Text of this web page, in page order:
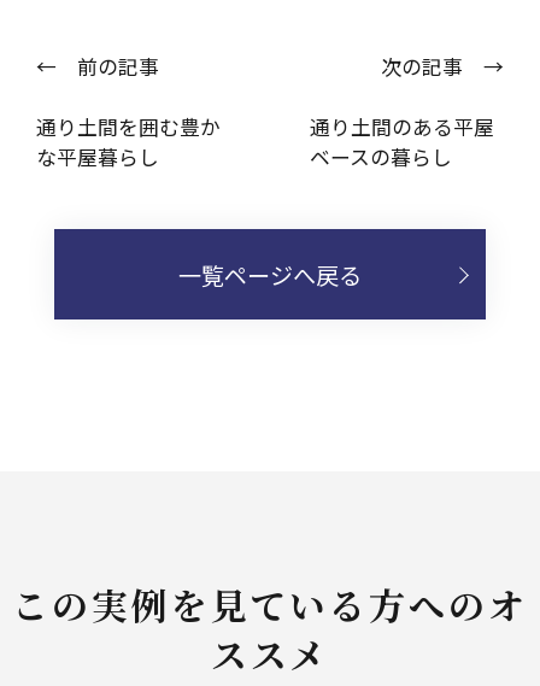
← 前の記事
通り土間を囲む豊か
な平屋暮らし
一覧ページへ戻る
次の記事 →
通り土間のある平屋
ベースの暮らし
この実例を見ている方へのオ
ススメ